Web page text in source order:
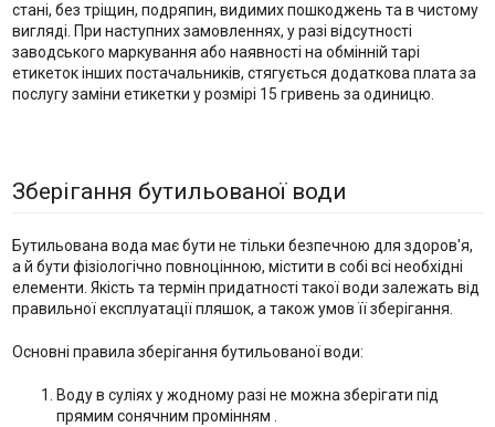
стані, без тріщин, подряпин, видимих ​​пошкоджень та в чистому
вигляді. При наступних замовленнях, у разі відсутності
заводського маркування або наявності на обмінній тарі
етикеток інших постачальників, стягується додаткова плата за
послугу заміни етикетки у розмірі 15 гривень за одиницю.
Зберігання бутильованої води
Бутильована вода має бути не тільки безпечною для здоров'я,
а й бути фізіологічно повноцінною, містити в собі всі необхідні
елементи. Якість та термін придатності такої води залежать від
правильної експлуатації пляшок, а також умов її зберігання.
Основні правила зберігання бутильованої води:
Воду в суліях у жодному разі не можна зберігати під
прямим сонячним промінням .